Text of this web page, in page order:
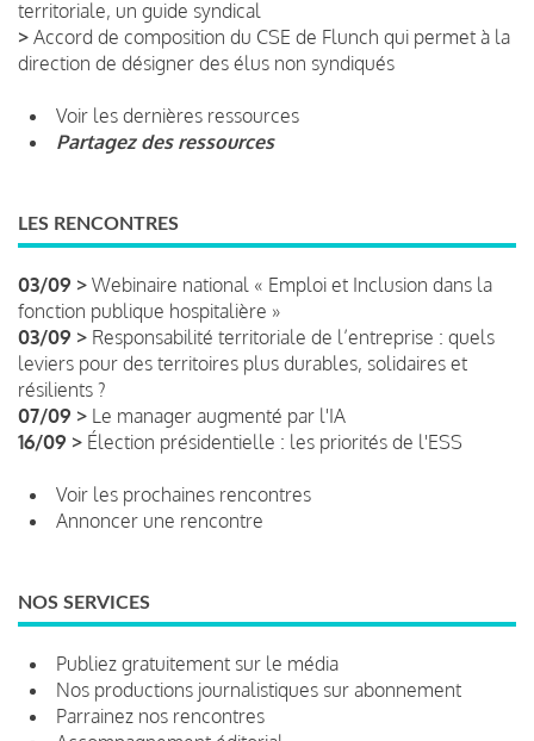
territoriale, un guide syndical
> Accord de composition du CSE de Flunch qui permet à la
direction de désigner des élus non syndiqués
Voir les dernières ressources
Partagez des ressources
LES RENCONTRES
03/09 > Webinaire national « Emploi et Inclusion dans la
fonction publique hospitalière »
03/09 > Responsabilité territoriale de l’entreprise : quels
leviers pour des territoires plus durables, solidaires et
résilients ?
07/09 > Le manager augmenté par l'IA
16/09 > Élection présidentielle : les priorités de l'ESS
Voir les prochaines rencontres
Annoncer une rencontre
NOS SERVICES
Publiez gratuitement sur le média
Nos productions journalistiques sur abonnement
Parrainez nos rencontres